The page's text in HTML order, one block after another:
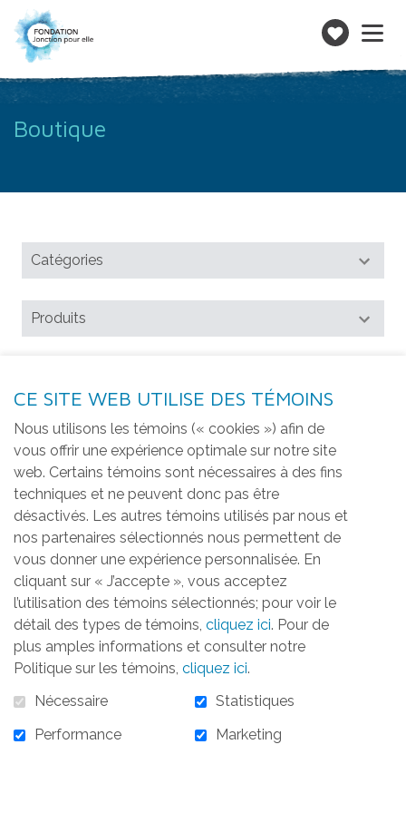
un
Toggle
Boutique
Aucun produit trouvé
ACCUEIL LA FONDATION OBJECTIFS
ACTIVITÉS
TÉMOIGNAGES
INFOLETTRE
CONTACTEZ-NOUS
S'ABONNER À L'INFOLETTRE
CE SITE WEB UTILISE DES TÉMOINS
Nous utilisons les témoins (« cookies ») afin de
vous offrir une expérience optimale sur notre site
web. Certains témoins sont nécessaires à des fins
techniques et ne peuvent donc pas être
désactivés. Les autres témoins utilisés par nous et
nos partenaires sélectionnés nous permettent de
vous donner une expérience personnalisée. En
cliquant sur « J’accepte », vous acceptez
l’utilisation des témoins sélectionnés; pour voir le
détail des types de témoins, cliquez ici. Pour de
plus amples informations et consulter notre
Politique sur les témoins, cliquez ici.
Nécessaire
Statistiques
Performance
Marketing